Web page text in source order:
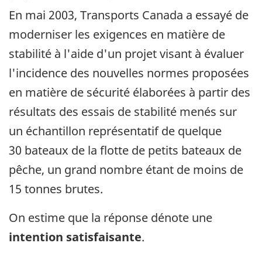
En mai 2003, Transports Canada a essayé de
moderniser les exigences en matière de
stabilité à l'aide d'un projet visant à évaluer
l'incidence des nouvelles normes proposées
en matière de sécurité élaborées à partir des
résultats des essais de stabilité menés sur
un échantillon représentatif de quelque
30 bateaux de la flotte de petits bateaux de
pêche, un grand nombre étant de moins de
15 tonnes brutes.
On estime que la réponse dénote une
intention satisfaisante.